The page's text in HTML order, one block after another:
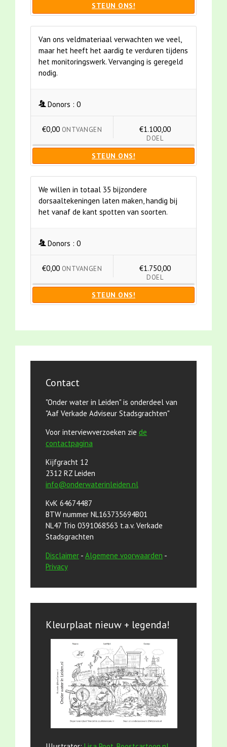
STEUN ONS!
Van ons veldmateriaal verwachten we veel,
maar het heeft het aardig te verduren tijdens
het monitoringswerk. Vervanging is geregeld
nodig.
Donors : 0
€0,00 ONTVANGEN €1.100,00
DOEL
STEUN ONS!
We willen in totaal 35 bijzondere
dorsaaltekeningen laten maken, handig bij
het vanaf de kant spotten van soorten.
Donors : 0
€0,00 ONTVANGEN €1.750,00
DOEL
STEUN ONS!
Contact
"Onder water in Leiden" is onderdeel van
"Aaf Verkade Adviseur Stadsgrachten"
Voor interviewverzoeken zie de
contactpagina
Kijfgracht 12
2312 RZ Leiden
info@onderwaterinleiden.nl
KvK 64674487
BTW nummer NL163735694B01
NL47 Trio 0391068563 t.a.v. Verkade
Stadsgrachten
Disclaimer - Algemene voorwaarden -
Privacy
Kleurplaat nieuw + legenda!